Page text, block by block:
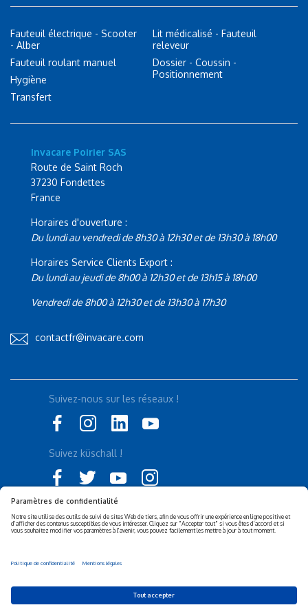
Fauteuil électrique - Scooter
- Alber
Fauteuil roulant manuel
Hygiène
Transfert
Lit médicalisé - Fauteuil
releveur
Dossier - Coussin -
Positionnement
Invacare Poirier SAS
Route de Saint Roch
37230 Fondettes
France
Horaires d'ouverture :
Du lundi au vendredi de 8h30 à 12h30 et de 13h30 à 18h00
Horaires Service Clients Export :
Du lundi au jeudi de 8h00 à 12h30 et de 13h15 à 18h00
Vendredi de 8h00 à 12h30 et de 13h30 à 17h30
contactfr@invacare.com
Déclaration d'accessibilité
Politique de confidentialité
Responsabilité sociétale de
Suivez-nous sur les réseaux !
Suivez küschall !